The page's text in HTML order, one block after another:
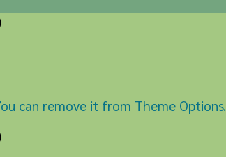
can remove it from Theme Options.